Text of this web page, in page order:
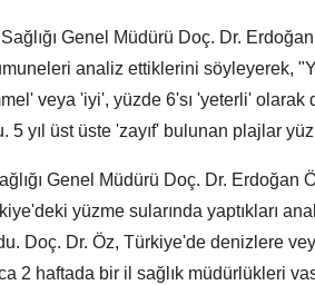
Genel Müdürü Doç. Dr.
analiz ettiklerini söyleyerek,
veya 'iyi', yüzde 6'sı 'yeterli'
5 yıl üst üste 'zayıf' bulunan plajlar
Genel Müdürü Doç. Dr. Erdoğan
yüzme sularında yaptıkları
Doç. Dr. Öz, Türkiye'de denizlere
2 haftada bir il sağlık müdürlükleri